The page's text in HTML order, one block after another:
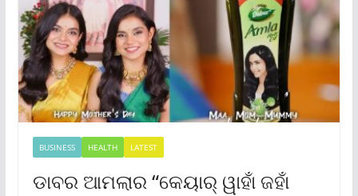
BUSINESS HEALTH LATEST
ଡାବର ଆମଲାର “କେୟାର୍ ୱାହାଁ ଜହାଁ